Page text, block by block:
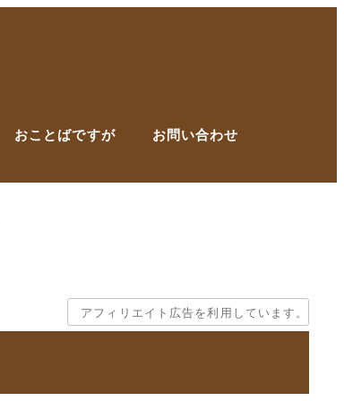
おことばですが お問い合わせ
アフィリエイト広告を利用しています。